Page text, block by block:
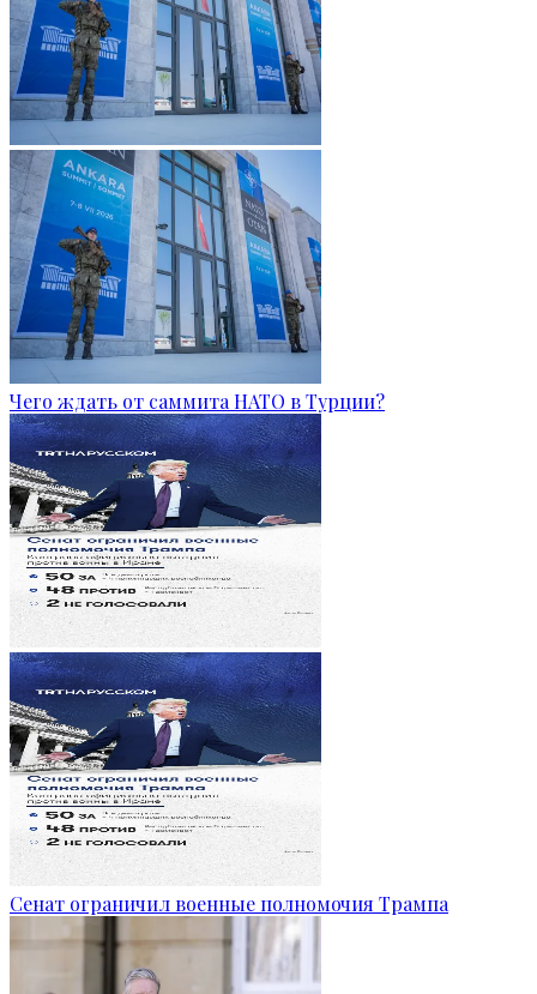
Чего ждать от саммита НАТО в Турции?
Сенат ограничил военные полномочия Трампа